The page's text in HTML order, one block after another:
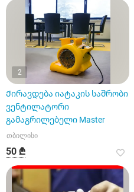
2
Ქირავდება იატაკის საშრობი
ვენტილატორი
გამაგრილებელი Master
თბილისი
50 ₾